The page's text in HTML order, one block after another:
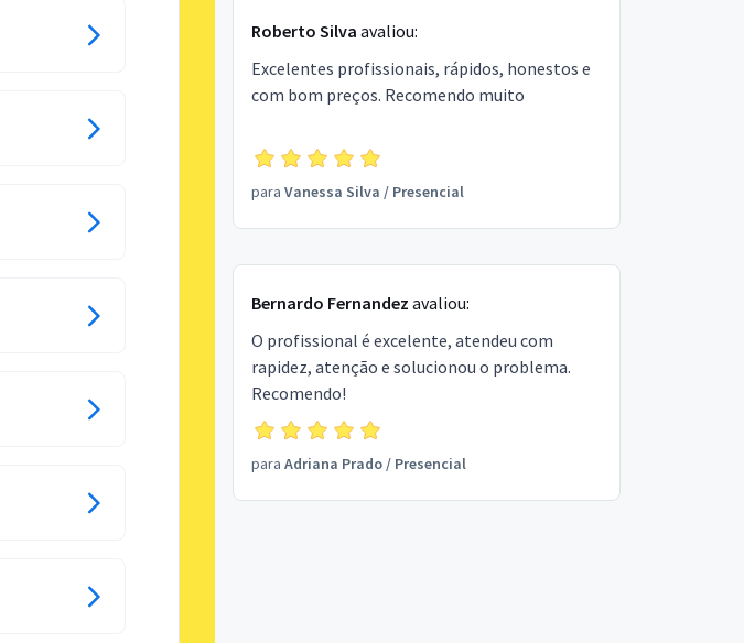
Roberto Silva avaliou:
Excelentes profissionais, rápidos, honestos e
com bom preços. Recomendo muito
para Vanessa Silva / Presencial
Bernardo Fernandez avaliou:
O profissional é excelente, atendeu com
rapidez, atenção e solucionou o problema.
Recomendo!
para Adriana Prado/ Presencial